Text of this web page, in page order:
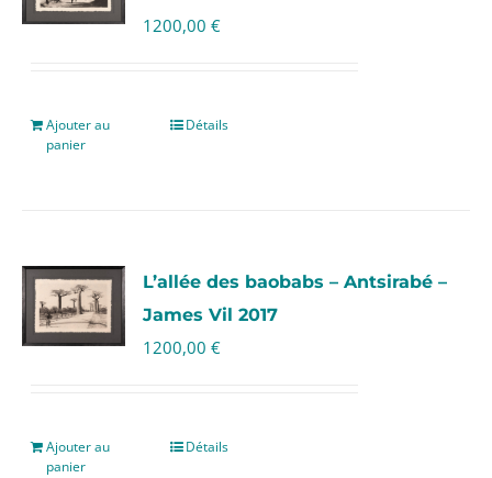
1200,00€
Ajouter au
panier
Détails
L’allée des baobabs – Antsirabé –
James Vil 2017
1200,00€
Ajouter au
panier
Détails